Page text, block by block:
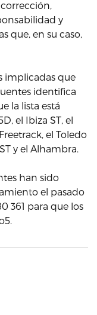
y
que, en su caso,
implicadas que
identifica
la lista está
el Ibiza ST, el
el Toledo
y el Alhambra.
han sido
el pasado
361 para que los